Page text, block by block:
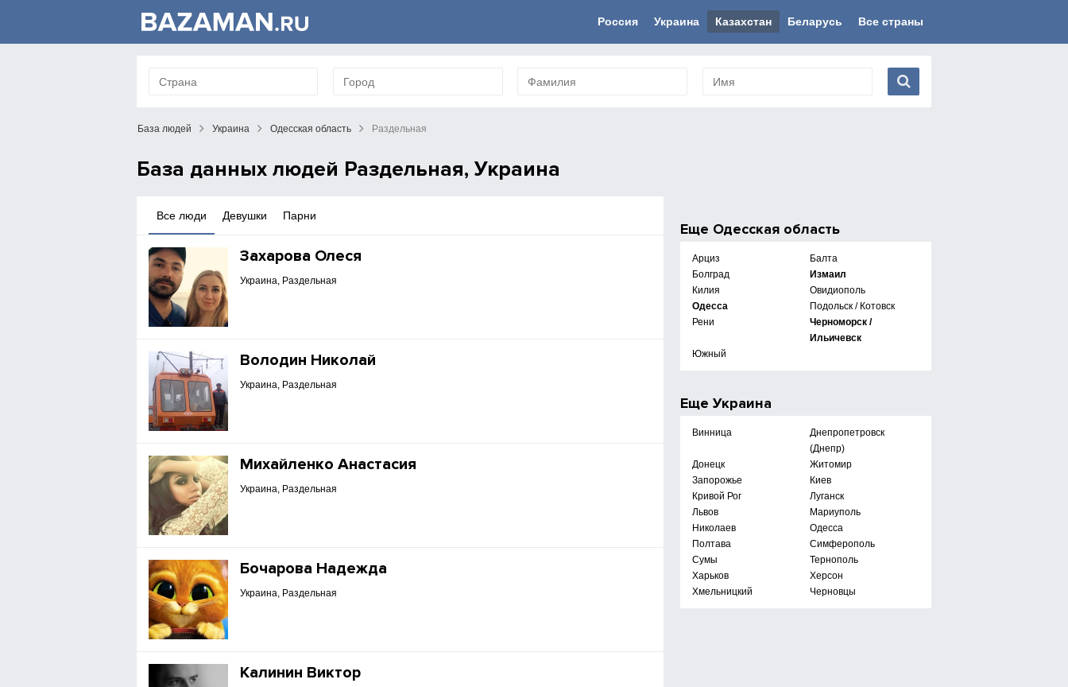
Россия Украина Казахстан Беларусь Все страны
База людей Украина Одесская область Раздельная
База данных людей Раздельная, Украина
Парни
Девушки
Все люди
Захарова Олеся
Украина, Раздельная
Володин Николай
Украина, Раздельная
Михайленко Анастасия
Украина, Раздельная
Бочарова Надежда
Украина, Раздельная
Калинин Виктор
Еще Одесская область
Арциз
Балта
Болград
Измаил
Килия
Овидиополь
Одесса
Подольск / Котовск
Рени
Черноморск /
Ильичевск
Южный
Еще Украина
Винница
Днепропетровск
(Днепр)
Донецк
Житомир
Запорожье
Киев
Кривой Рог
Луганск
Львов
Мариуполь
Николаев
Одесса
Полтава
Симферополь
Сумы
Тернополь
Харьков
Херсон
Хмельницкий
Черновцы